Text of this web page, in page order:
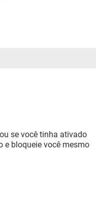
se você tinha ativado
e bloqueie você mesmo